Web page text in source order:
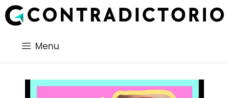
Saltar
al
Menu